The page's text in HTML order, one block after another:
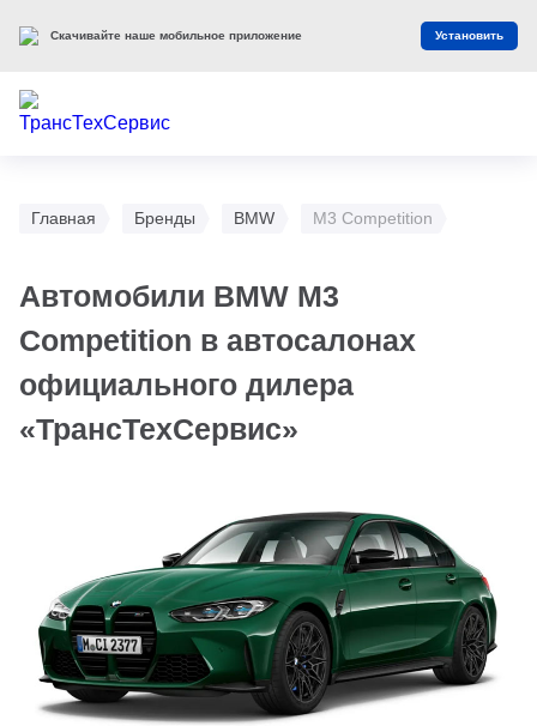
Главная Бренды BMW M3 Competition
Автомобили BMW M3
Competition в автосалонах
официального дилера
«ТрансТехСервис»
Скачивайте наше мобильное приложение Установить